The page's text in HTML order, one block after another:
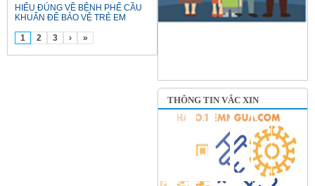
HIỂU ĐÚNG VỀ BỆNH PHẾ CẦU
KHUẨN ĐỂ BẢO VỆ TRẺ EM
1 2 3 › »
THÔNG TIN VẮC XIN